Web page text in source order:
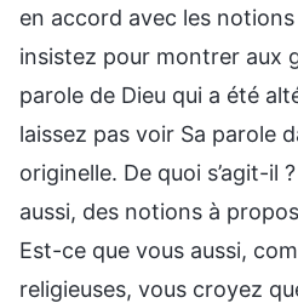
en accord avec les
insistez pour montrer aux
parole de Dieu qui a été
laissez pas voir Sa parole
originelle. De quoi s’agit-il
aussi, des notions à
Est-ce que vous aussi,
religieuses, vous croyez